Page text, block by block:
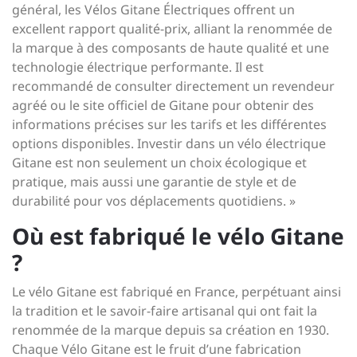
général, les Vélos Gitane Électriques offrent un
excellent rapport qualité-prix, alliant la renommée de
la marque à des composants de haute qualité et une
technologie électrique performante. Il est
recommandé de consulter directement un revendeur
agréé ou le site officiel de Gitane pour obtenir des
informations précises sur les tarifs et les différentes
options disponibles. Investir dans un vélo électrique
Gitane est non seulement un choix écologique et
pratique, mais aussi une garantie de style et de
durabilité pour vos déplacements quotidiens. »
Où est fabriqué le vélo Gitane
?
Le vélo Gitane est fabriqué en France, perpétuant ainsi
la tradition et le savoir-faire artisanal qui ont fait la
renommée de la marque depuis sa création en 1930.
Chaque Vélo Gitane est le fruit d’une fabrication